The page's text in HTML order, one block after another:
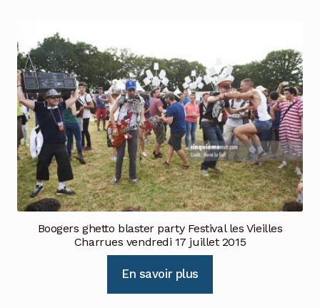
Boogers ghetto blaster party Festival les Vieilles
Charrues vendredi 17 juillet 2015
En savoir plus